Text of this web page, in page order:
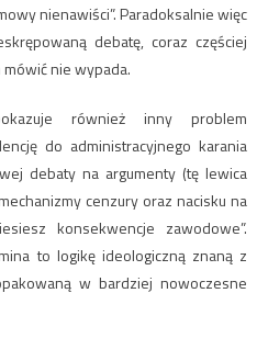
nienawiści”. Paradoksalnie więc
debatę, coraz częściej
nie wypada.
również inny problem
do administracyjnego karania
debaty na argumenty (tę lewica
cenzury oraz nacisku na
konsekwencje zawodowe”.
to logikę ideologiczną znaną z
w bardziej nowoczesne